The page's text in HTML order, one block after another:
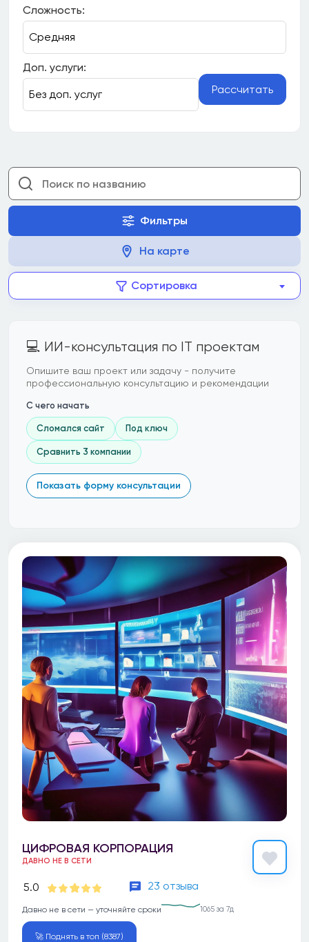
Сложность:
Доп. услуги:
Рассчитать
Фильтры
На карте
Сортировка
💻 ИИ-консультация по IT проектам
Опишите ваш проект или задачу - получите
профессиональную консультацию и рекомендации
С чего начать
Сломался сайт Под ключ
Сравнить 3 компании
Показать форму консультации
ЦИФРОВАЯ КОРПОРАЦИЯ
ДАВНО НЕ В СЕТИ
5.0 23 отзыва
Давно не в сети — уточняйте сроки 1065 за 7д
🚀 Поднять в топ (8387)